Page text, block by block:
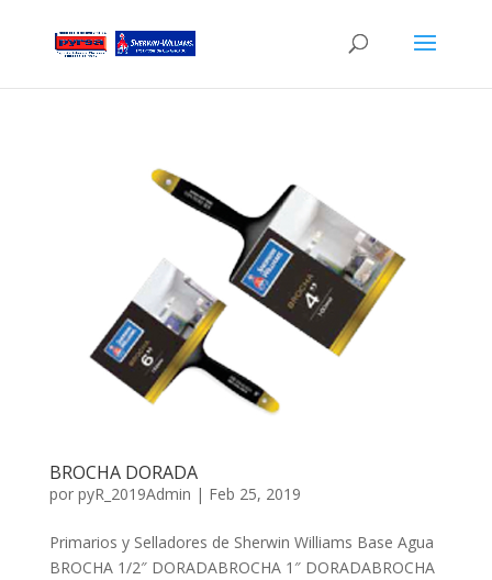
BROCHA DORADA
por pyR_2019Admin | Feb 25, 2019
Primarios y Selladores de Sherwin Williams Base Agua
BROCHA 1/2″ DORADABROCHA 1″ DORADABROCHA